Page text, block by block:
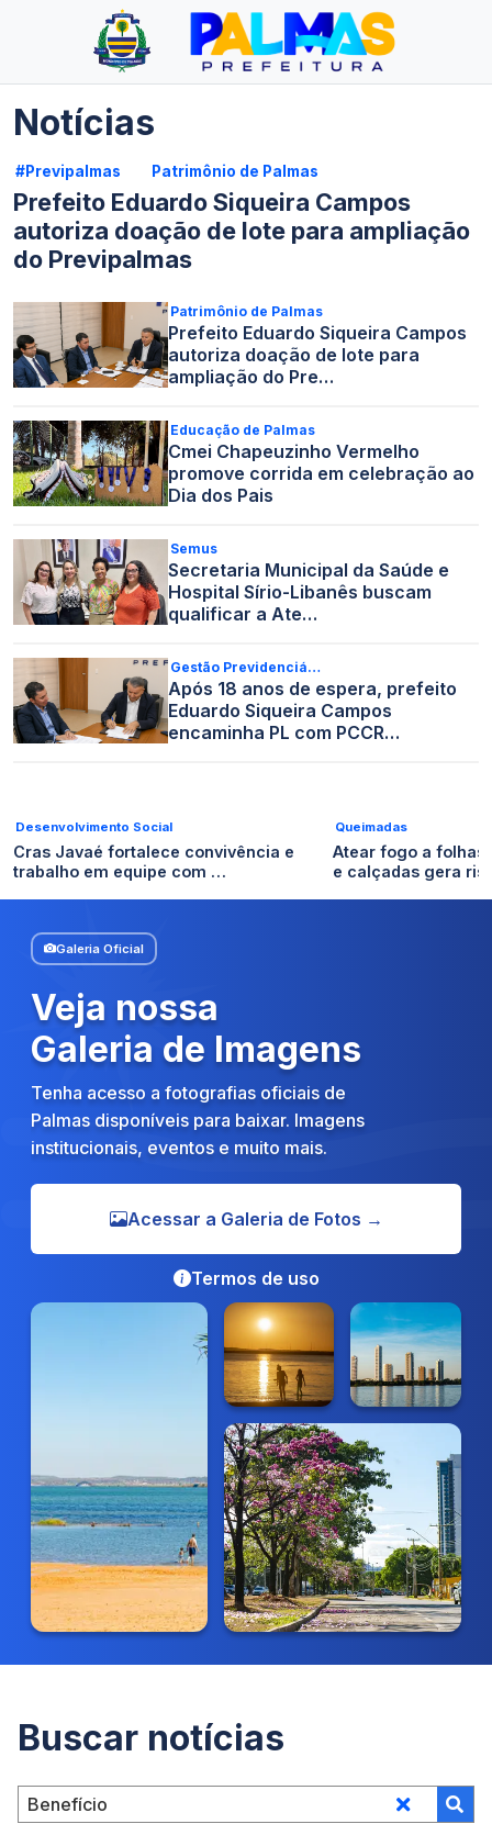
Notícias
#Previpalmas Patrimônio de Palmas
Prefeito Eduardo Siqueira Campos
autoriza doação de lote para ampliação
do Previpalmas
Patrimônio de Palmas
Prefeito Eduardo Siqueira Campos
autoriza doação de lote para
ampliação do Pre…
Educação de Palmas
Cmei Chapeuzinho Vermelho
promove corrida em celebração ao
Dia dos Pais
Semus
Secretaria Municipal da Saúde e
Hospital Sírio-Libanês buscam
qualificar a Ate…
Gestão Previdenciá…
Após 18 anos de espera, prefeito
Eduardo Siqueira Campos
encaminha PL com PCCR…
Desenvolvimento Social
Cras Javaé fortalece convivência e
trabalho em equipe com …
Queimadas
Atear fogo a folhas
e calçadas gera
Galeria Oficial
Veja nossa
Galeria de Imagens
Tenha acesso a fotografias oficiais de
Palmas disponíveis para baixar. Imagens
institucionais, eventos e muito mais.
Termos de uso
Acessar a Galeria de Fotos →
Buscar notícias